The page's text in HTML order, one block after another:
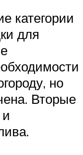
категории
для
но
Вторые